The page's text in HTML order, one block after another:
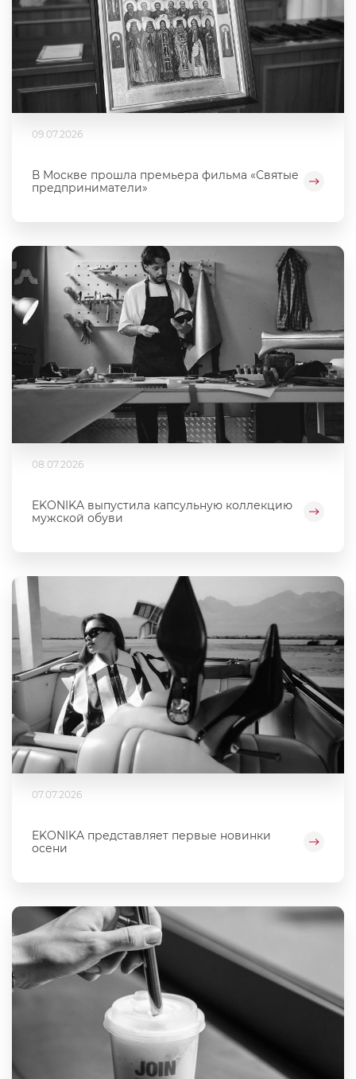
09.07.2026
В Москве прошла премьера фильма «Святые
предприниматели»
08.07.2026
EKONIKA выпустила капсульную коллекцию
мужской обуви
07.07.2026
EKONIKA представляет первые новинки
осени